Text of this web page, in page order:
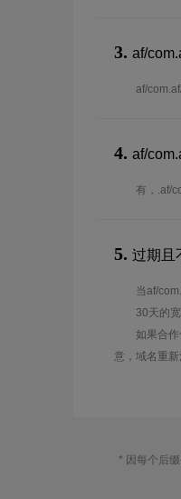
3. af/
af/
4. af/
有，.af/
5. 过期且
当af/
30天的
如果合
意，域名重新
* 因每个后